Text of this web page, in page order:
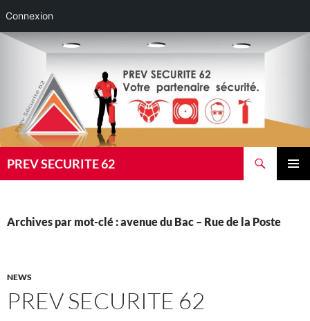
Connexion
Aller
PREV SECURITE 62
Archives par mot-clé : avenue du Bac – Rue de la Poste
NEWS
PREV SECURITE 62